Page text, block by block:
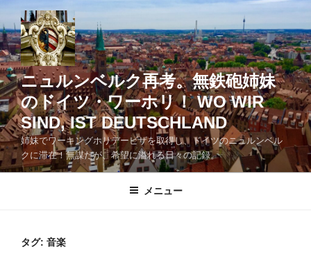
コ
ン
テ
ン
ツ
へ
ス
キ
ッ
プ
ニュルンベルク再考。無鉄砲姉妹
のドイツ・ワーホリ！ WO WIR
SIND, IST DEUTSCHLAND
姉妹でワーキングホリデービザを取得し、ドイツのニュルンベル
クに滞在！無謀だが、希望に溢れる日々の記録。
メニュー
タグ: 音楽